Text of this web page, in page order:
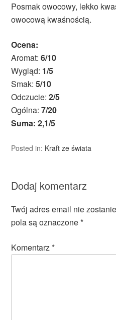
Posmak owocowy, lekko
owocową kwaśnością.
Ocena:
Aromat:6/10
Wygląd: 1/5
Smak:5/10
Odczucie:2/5
Ogólna:7/20
Suma: 2,1/5
Posted in: Kraft ze świata
Dodaj komentarz
Twój adres email nie
pola są oznaczone*
Komentarz*